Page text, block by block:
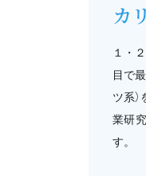
カ
１・
目で
ツ系
業研
す。